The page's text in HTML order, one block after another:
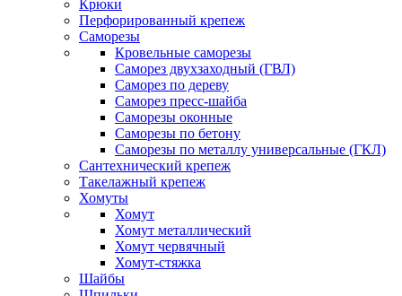
Крюки
Перфорированный крепеж
Саморезы
Кровельные саморезы
Саморез двухзаходный (ГВЛ)
Саморез по дереву
Саморез пресс-шайба
Саморезы оконные
Саморезы по бетону
Саморезы по металлу универсальные (ГКЛ)
Сантехнический крепеж
Такелажный крепеж
Хомуты
Хомут
Хомут металлический
Хомут червячный
Хомут-стяжка
Шайбы